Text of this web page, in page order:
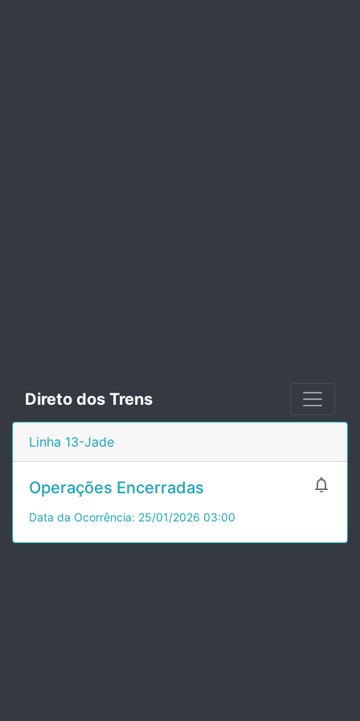
Direto dos Trens
Linha 13-Jade

Operações Encerradas
Data da Ocorrência: 25/01/2026 03:00